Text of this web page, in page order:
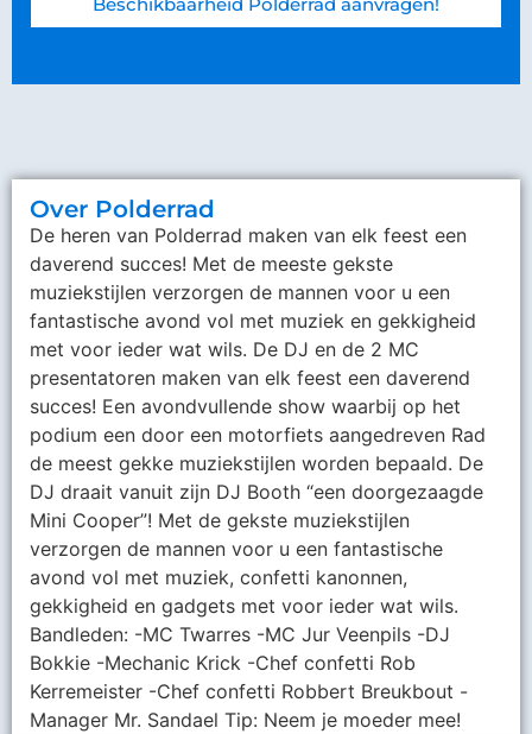
Over Polderrad
De heren van Polderrad maken van elk feest een
daverend succes! Met de meeste gekste
muziekstijlen verzorgen de mannen voor u een
fantastische avond vol met muziek en gekkigheid
met voor ieder wat wils. De DJ en de 2 MC
presentatoren maken van elk feest een daverend
succes! Een avondvullende show waarbij op het
podium een door een motorfiets aangedreven Rad
de meest gekke muziekstijlen worden bepaald. De
DJ draait vanuit zijn DJ Booth “een doorgezaagde
Mini Cooper”! Met de gekste muziekstijlen
verzorgen de mannen voor u een fantastische
avond vol met muziek, confetti kanonnen,
gekkigheid en gadgets met voor ieder wat wils.
Bandleden: -MC Twarres -MC Jur Veenpils -DJ
Bokkie -Mechanic Krick -Chef confetti Rob
Kerremeister -Chef confetti Robbert Breukbout -
Manager Mr. Sandael Tip: Neem je moeder mee!